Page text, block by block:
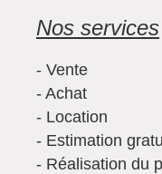
Nos services
- Vente
- Achat
- Location
- Estimation
- Réalisation du